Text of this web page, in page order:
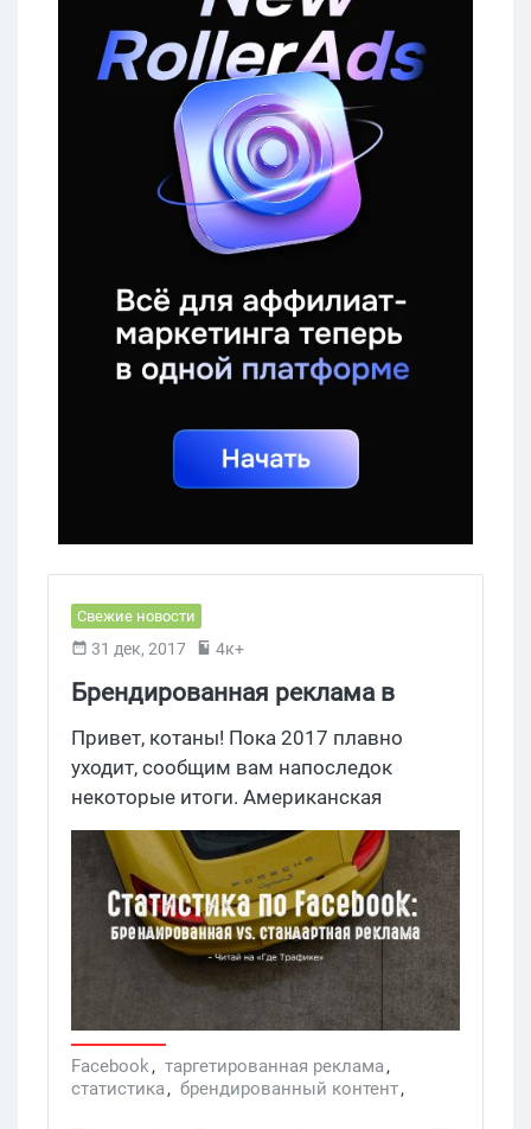
Свежие новости
31 дек, 2017 4к+
Брендированная реклама в
Facebook заходит лучше
стандартной
Привет, котаны! Пока 2017 плавно
уходит, сообщим вам напоследок
некоторые итоги. Американская
компания по разработке программного
обеспечения Shareablee подкинула свою
аналитику контента в Facebook. И
статистические данные действительно
впечатляют.
Facebook, таргетированная реклама,
статистика, брендированный контент,